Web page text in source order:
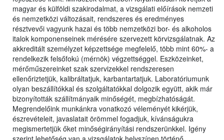
magyar és külföldi szakirodalmat, a vizsgálati előírások nemzeti
és nemzetközi változásait, rendszeres és eredményes
résztvevői vagyunk hazai és több nemzetközi bor- és alkoholos
italok komponenseinek mérésére szervezett körvizsgálatnak. Az
akkreditált személyzet képzettsége megfelelő, több mint 60%- a
rendelkezik felsőfokú (mérnök) végzettséggel. Eszközeinket,
mérőműszereinket szak szervizekkel rendszeresen
ellenőriztetjük, kalibráltatjuk, karbantartatjuk. Laboratóriumunk
olyan beszállítókkal és szolgáltatókkal dolgozik együtt, akik már
bizonyították szállítmányaik minőségét, megbízhatóságát.
Megrendelőink munkánkra vonatkozó véleményét kikérjük,
észrevételeit, javaslatait örömmel fogadjuk, kívánságukra
megismertetjük őket minőségirányítási rendszerünkkel. Igény